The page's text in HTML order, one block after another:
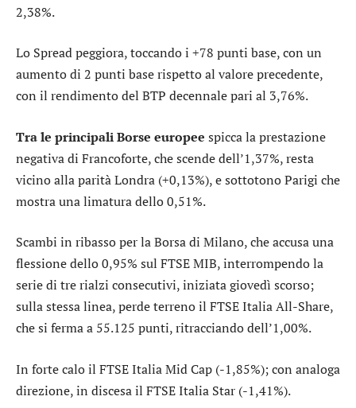
2,38%.
Lo Spreadpeggiora, toccando i +78 punti base, con un
aumento di 2 punti base rispetto al valore precedente,
con il rendimento del BTP decennale pari al 3,76%.
Tra le principali Borse europee spicca la prestazione
negativa di Francoforte, che scende dell’1,37%, resta
vicino alla paritàLondra (+0,13%), e sottotonoParigi che
mostra una limatura dello 0,51%.
Scambi in ribasso per la Borsa di Milano, che accusa una
flessione dello 0,95% sul FTSE MIB, interrompendo la
serie di tre rialzi consecutivi, iniziata giovedì scorso;
sulla stessa linea, perde terreno il FTSE Italia All-Share,
che si ferma a 55.125 punti, ritracciando dell’1,00%.
In forte calo il FTSE Italia Mid Cap (-1,85%); con analoga
direzione, in discesa il FTSE Italia Star (-1,41%).